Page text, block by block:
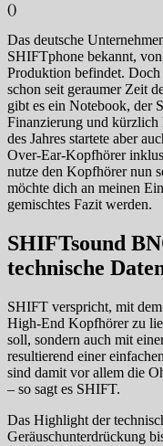
()
Das deutsche
SHIFTphone bekannt,
Produktion befindet. Doch
schon seit geraumer Zeit
gibt es ein Notebook, der
Finanzierung und
des Jahres startete aber
Over-Ear-Kopfhörer
nutze den Kopfhörer nun
möchte dich an meinen
gemischtes Fazit werden.
SHIFTsound
technische
SHIFT verspricht, mit
High-End Kopfhörer zu
soll, sondern auch mit
resultierend einer
sind damit vor allem die
– so sagt es SHIFT.
Das Highlight der
Geräuschunterdrückung